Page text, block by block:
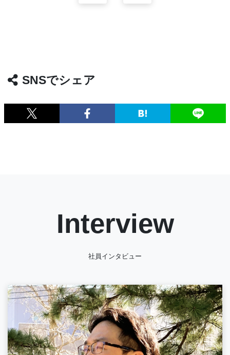
SNSでシェア
Interview
社員インタビュー